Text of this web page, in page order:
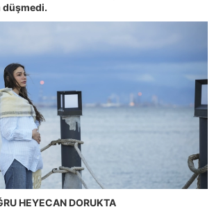
HEYECAN DORUKTA